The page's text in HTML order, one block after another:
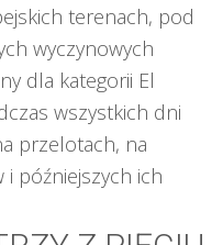
terenach, pod
wyczynowych
dla kategorii El
wszystkich dni
przelotach, na
późniejszych ich